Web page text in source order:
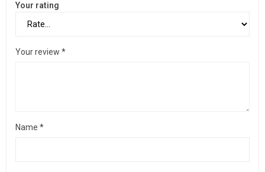
Your rating
Your review *
Name *